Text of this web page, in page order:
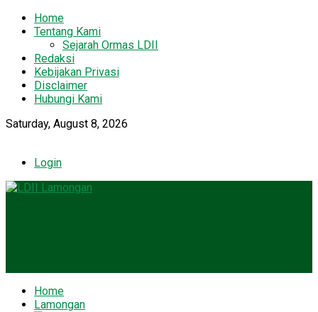
Home
Tentang Kami
Sejarah Ormas LDII
Redaksi
Kebijakan Privasi
Disclaimer
Hubungi Kami
Saturday, August 8, 2026
Login
Home
Lamongan